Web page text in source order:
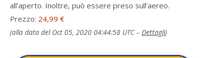
all’aperto. Inoltre, può essere preso sull’aereo.
Prezzo: 24,99 €
(alla data del Oct 05, 2020 04:44:58 UTC – Dettagli)